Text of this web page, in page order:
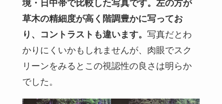
境・日中帯で比較した写真です。左の方が
草木の精細度が高く階調豊かに写ってお
り、コントラストも違います。 写真だとわ
かりにくいかもしれませんが、肉眼でスク
リーンをみるとこの視認性の良さは明らか
でした。